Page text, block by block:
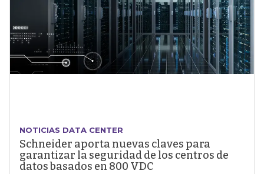
NOTICIAS DATA CENTER
Schneider aporta nuevas claves para
garantizar la seguridad de los centros de
datos basados en 800 VDC